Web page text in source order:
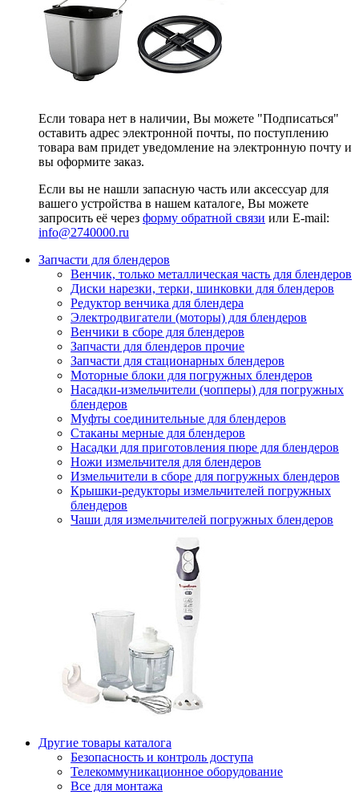
Если товара нет в наличии, Вы можете "Подписаться"
оставить адрес электронной почты, по поступлению
товара вам придет уведомление на электронную почту и
вы оформите заказ.
Если вы не нашли запасную часть или аксессуар для
вашего устройства в нашем каталоге, Вы можете
запросить её через форму обратной связи или E-mail:
info@2740000.ru
Запчасти для блендеров
Венчик, только металлическая часть для блендеров
Диски нарезки, терки, шинковки для блендеров
Редуктор венчика для блендера
Электродвигатели (моторы) для блендеров
Венчики в сборе для блендеров
Запчасти для блендеров прочие
Запчасти для стационарных блендеров
Моторные блоки для погружных блендеров
Насадки-измельчители (чопперы) для погружных
блендеров
Муфты соединительные для блендеров
Стаканы мерные для блендеров
Насадки для приготовления пюре для блендеров
Ножи измельчителя для блендеров
Измельчители в сборе для погружных блендеров
Крышки-редукторы измельчителей погружных
блендеров
Чаши для измельчителей погружных блендеров
Другие товары каталога
Безопасность и контроль доступа
Телекоммуникационное оборудование
Все для монтажа